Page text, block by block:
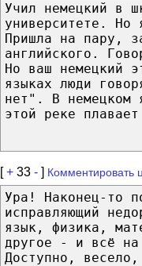
Учил немецкий в
университете. Но
Пришла на пару,
английского.
Но ваш немецкий
языках люди
нет". В немецком
этой реке
[+ 33 - ] Комментировать
Ура! Наконец-то
исправляющий
язык, физика,
другое - и всё
Доступно,